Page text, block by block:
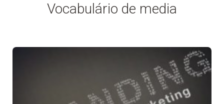
Vocabulário de media